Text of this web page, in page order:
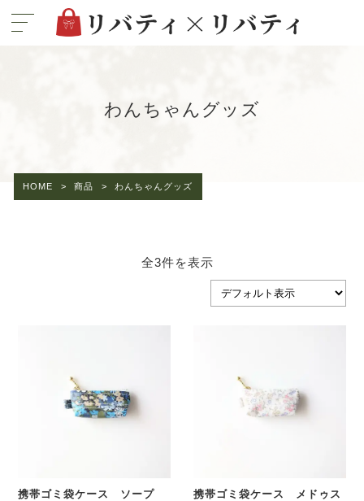
わんちゃんグッズ
HOME > 商品 > わんちゃんグッズ
全3件を表示
携帯ゴミ袋ケース ソープ
携帯ゴミ袋ケース メドゥス